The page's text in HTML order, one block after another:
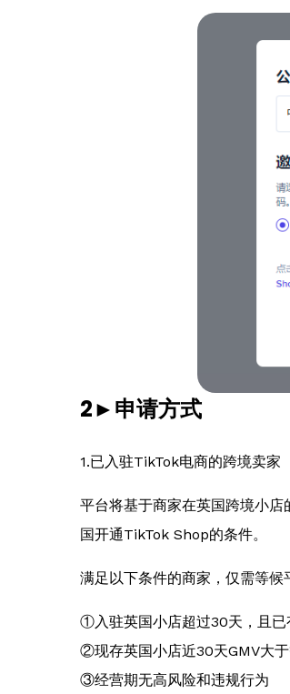
2►申请方式
1.已入驻TikTok电商的跨境卖家
平台将基于商家在英国跨境小
国开通TikTok Shop的条件。
满足以下条件的商家，仅需等候
①入驻英国小店超过30天，且已
②现存英国小店近30天GMV大于
③经营期无高风险和违规行为